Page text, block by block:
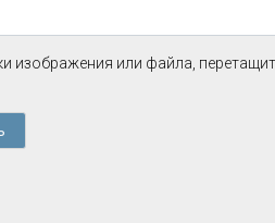
изображения или файла,